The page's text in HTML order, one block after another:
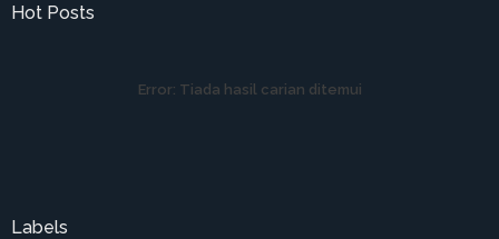
Hot Posts
Error: Tiada hasil carian ditemui
Labels